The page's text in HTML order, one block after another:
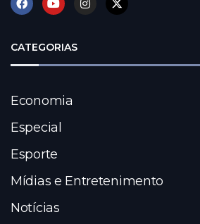
CATEGORIAS
Economia
Especial
Esporte
Mídias e Entretenimento
Notícias